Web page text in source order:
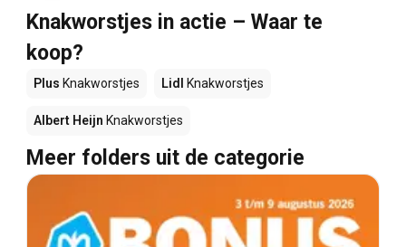
Knakworstjes in actie – Waar te
koop?
Plus Knakworstjes Lidl Knakworstjes
Albert Heijn Knakworstjes
Meer folders uit de categorie